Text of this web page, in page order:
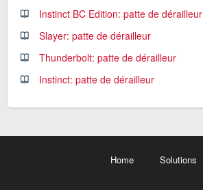
Instinct BC Edition: patte de dérailleur
Slayer: patte de dérailleur
Thunderbolt: patte de dérailleur
Instinct: patte de dérailleur
Home Solutions